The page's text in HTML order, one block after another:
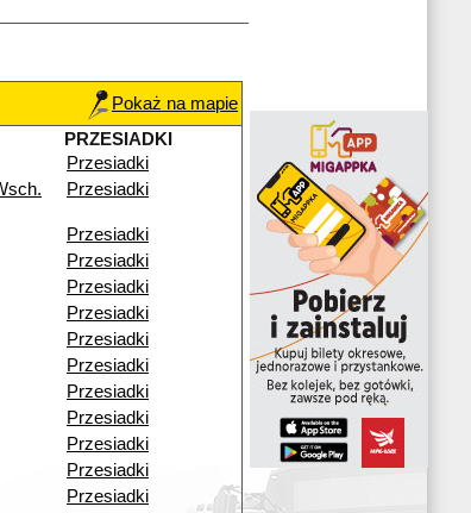
Pokaż na mapie
PRZESIADKI
Przesiadki
Przesiadki
Przesiadki
Przesiadki
Przesiadki
Przesiadki
Przesiadki
Przesiadki
Przesiadki
Przesiadki
Przesiadki
Przesiadki
Przesiadki